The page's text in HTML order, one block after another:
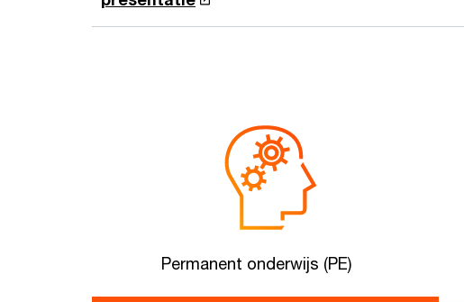
Permanent onderwijs (PE)